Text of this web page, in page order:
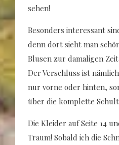
sehen!
Besonders interessant
denn dort sieht man
Blusen zur damaligen
Der Verschluss ist
nur vorne oder hinten,
über die komplette
Die Kleider auf Seite 14
Traum! Sobald ich die